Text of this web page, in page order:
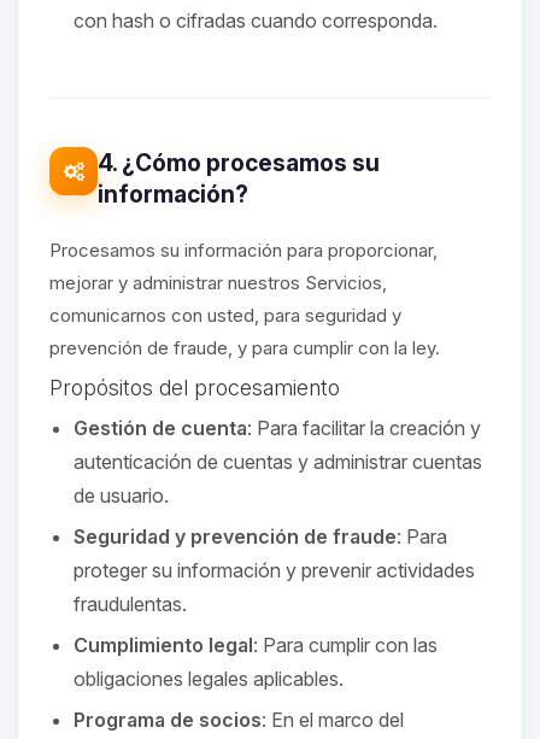
con hash o cifradas cuando corresponda.
4. ¿Cómo procesamos su
información?
Procesamos su información para proporcionar,
mejorar y administrar nuestros Servicios,
comunicarnos con usted, para seguridad y
prevención de fraude, y para cumplir con la ley.
Propósitos del procesamiento
Gestión de cuenta: Para facilitar la creación y
autenticación de cuentas y administrar cuentas
de usuario.
Seguridad y prevención de fraude: Para
proteger su información y prevenir actividades
fraudulentas.
Cumplimiento legal: Para cumplir con las
obligaciones legales aplicables.
Programa de socios: En el marco del